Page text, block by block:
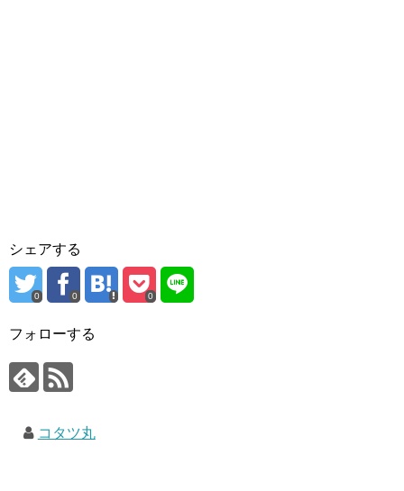
シェアする
0 0 0
フォローする
コタツ丸